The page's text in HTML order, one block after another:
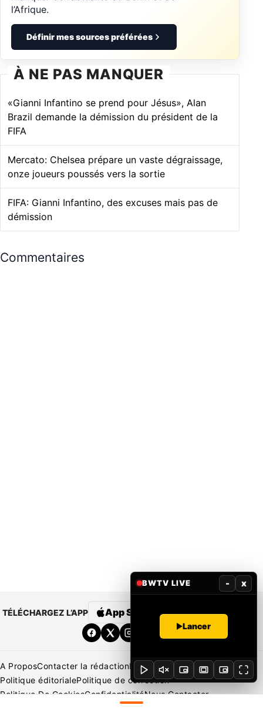
l’Afrique.
Définir mes sources préférées
À NE PAS MANQUER
«Gianni Infantino se prend pour Jésus», Alan
Brazil demande la démission du président de la
FIFA
Mercato: Chelsea prépare un vaste dégraissage,
onze joueurs poussés vers la sortie
FIFA: Gianni Infantino, des excuses mais pas de
démission
Commentaires
TÉLÉCHARGEZ L’APP App Store Google Play
A ProposContacter la rédactionRédaction Mentions légales
Politique éditorialePolitique de correction
Politique De CookiesConfidentialitéNous Contacter
BWTV LIVE - x
Lancer